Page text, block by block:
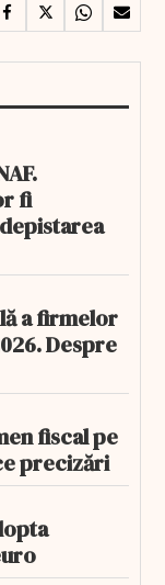
fi
a firmelor
Despre
fiscal pe
precizări